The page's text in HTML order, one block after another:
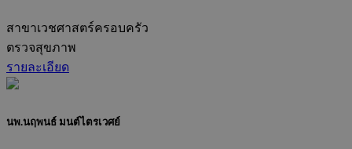
สาขาเวชศาสตร์ครอบครัว
ตรวจสุขภาพ
รายละเอียด
นพ.นฤพนธ์ มนต์ไตรเวศย์